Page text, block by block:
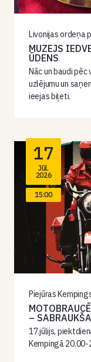
Livonijas ordeņa
MUZEJS
ŪDENS
Nāc un baudi
uzlējumu un
ieejas biļeti.
17
Jūl.
2026
15:00
Piejūras
–
17.jūlijs,
Kempingā 20.00-